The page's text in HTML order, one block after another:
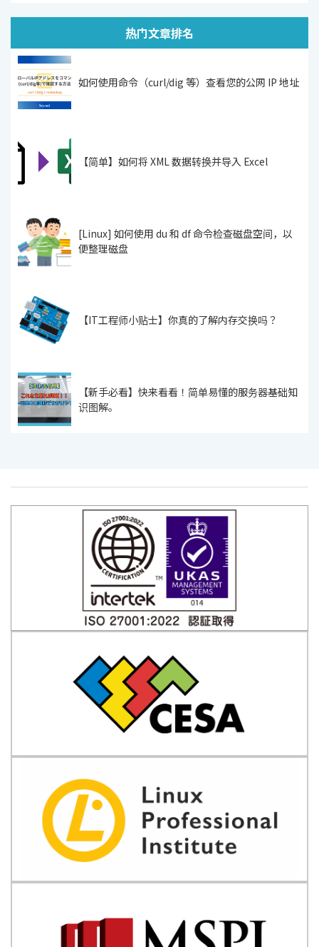
热门文章排名
如何使用命令（curl/dig 等）查看您的公网 IP 地址
【简单】如何将 XML 数据转换并导入 Excel
[Linux] 如何使用 du 和 df 命令检查磁盘空间，以
便整理磁盘
【IT工程师小贴士】你真的了解内存交换吗？
【新手必看】快来看看！简单易懂的服务器基础知
识图解。